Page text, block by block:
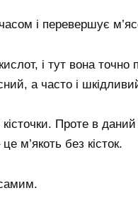
і перевершує
і тут вона точно
а часто і
Проте в даний
м’якоть без кісток.